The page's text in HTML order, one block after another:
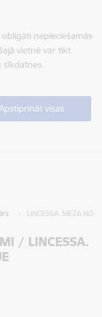
nepieciešamās
vietnē var tikt
sīkdatnes.
visas
LINCESSA. MEŽA
/ LINCESSA.